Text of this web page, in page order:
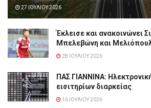
27 ΙΟΥΛΊΟΥ 2026
Έκλεισε και ανακοινώνει
Μπελεβώνη και
28 ΙΟΥΛΊΟΥ 2026
ΠΑΣ ΓΙΑΝΝΙΝΑ:
εισιτηρίων διαρκείας
16 ΙΟΥΛΊΟΥ 2026